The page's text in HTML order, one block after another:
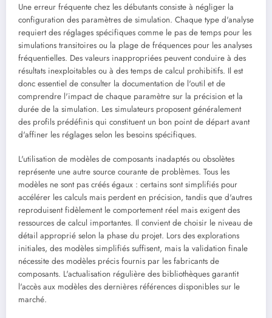
Une erreur fréquente chez les débutants consiste à négliger la
configuration des paramètres de simulation. Chaque type d'analyse
requiert des réglages spécifiques comme le pas de temps pour les
simulations transitoires ou la plage de fréquences pour les analyses
fréquentielles. Des valeurs inappropriées peuvent conduire à des
résultats inexploitables ou à des temps de calcul prohibitifs. Il est
donc essentiel de consulter la documentation de l'outil et de
comprendre l'impact de chaque paramètre sur la précision et la
durée de la simulation. Les simulateurs proposent généralement
des profils prédéfinis qui constituent un bon point de départ avant
d'affiner les réglages selon les besoins spécifiques.
L'utilisation de modèles de composants inadaptés ou obsolètes
représente une autre source courante de problèmes. Tous les
modèles ne sont pas créés égaux : certains sont simplifiés pour
accélérer les calculs mais perdent en précision, tandis que d'autres
reproduisent fidèlement le comportement réel mais exigent des
ressources de calcul importantes. Il convient de choisir le niveau de
détail approprié selon la phase du projet. Lors des explorations
initiales, des modèles simplifiés suffisent, mais la validation finale
nécessite des modèles précis fournis par les fabricants de
composants. L'actualisation régulière des bibliothèques garantit
l'accès aux modèles des dernières références disponibles sur le
marché.